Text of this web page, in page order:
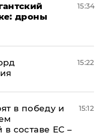
дроны
15:34
15:22
в победу и
составе ЕС –
15:12